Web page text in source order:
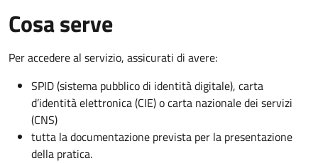
Cosa serve
Per accedere al servizio, assicurati di avere:
SPID (sistema pubblico di identità digitale), carta
d’identità elettronica (CIE) o carta nazionale dei servizi
(CNS)
tutta la documentazione prevista per la presentazione
della pratica.